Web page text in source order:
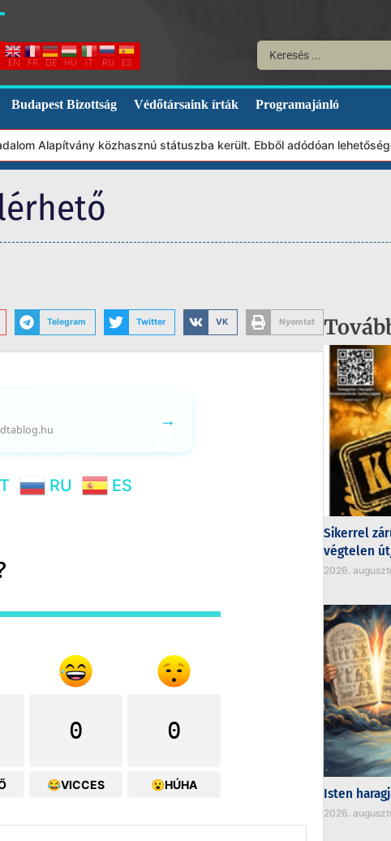
EN FR DE HU IT RU ES
Budapest Bizottság Védőtársaink írták Programajánló
közhasznú státuszba került. Ebből adódóan lehetősége
Telegram Twitter VK Nyomtat
→
RU ES
0
😂VICCES
0
😮HÚHA
Sikerrel
végtelen
2026.
Isten
2026.